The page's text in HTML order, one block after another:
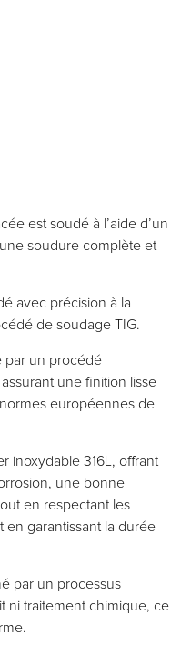
est soudé à l’aide d’un
soudure complète et
avec précision à la
de soudage TIG.
par un procédé
une finition lisse
européennes de
inoxydable 316L, offrant
une bonne
en respectant les
en garantissant la durée
par un processus
ni traitement chimique, ce